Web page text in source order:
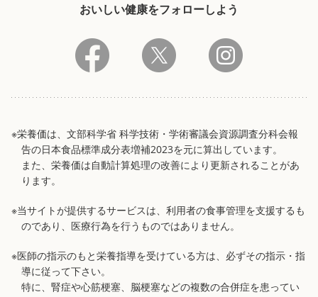
おいしい健康をフォローしよう
※栄養価は、文部科学省 科学技術・学術審議会資源調査分科会報
告の日本食品標準成分表増補2023を元に算出しています。
また、栄養価は自動計算処理の改善により更新されることがあ
ります。
※当サイトが提供するサービスは、利用者の食事管理を支援するも
のであり、医療行為を行うものではありません。
※医師の指示のもと栄養指導を受けている方は、必ずその指示・指
導に従って下さい。
特に、腎症や心筋梗塞、脳梗塞などの複数の合併症を患ってい